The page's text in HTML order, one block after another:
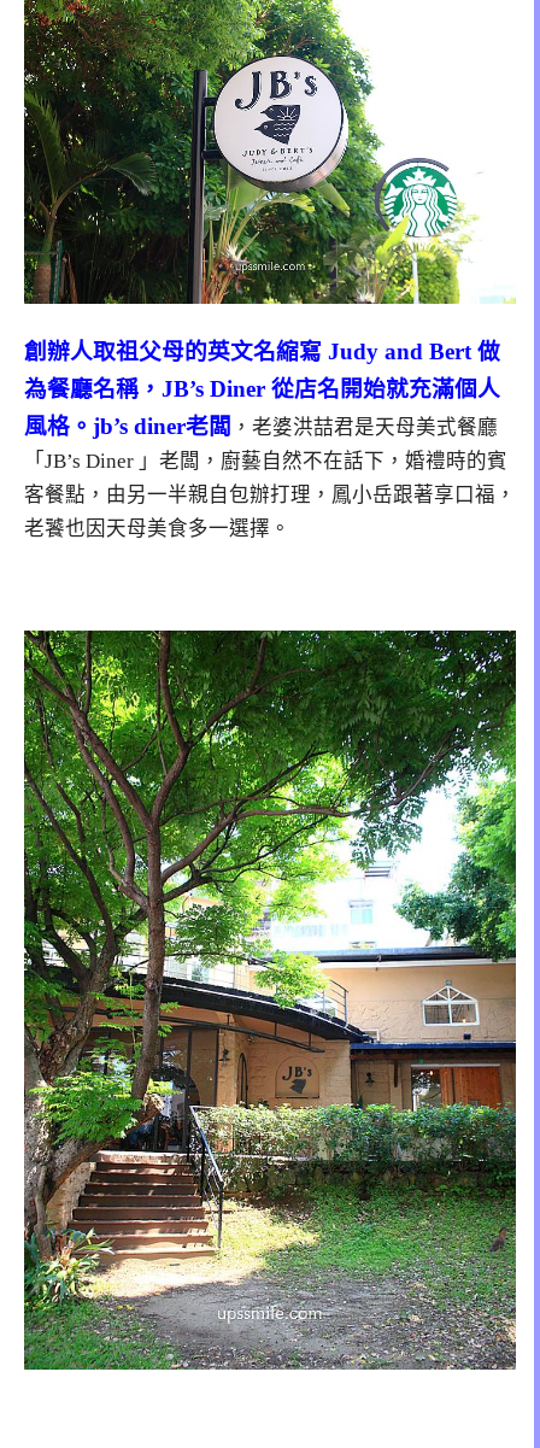
創辦人取祖父母的英文名縮寫 Judy and Bert 做
為餐廳名稱，JB’s Diner 從店名開始就充滿個人
風格。jb’s diner老闆 ，老婆洪喆君是天母美式餐廳
「JB’s Diner 」老闆，廚藝自然不在話下，婚禮時的賓
客餐點，由另一半親自包辦打理，鳳小岳跟著享口福，
老饕也因天母美食多一選擇。